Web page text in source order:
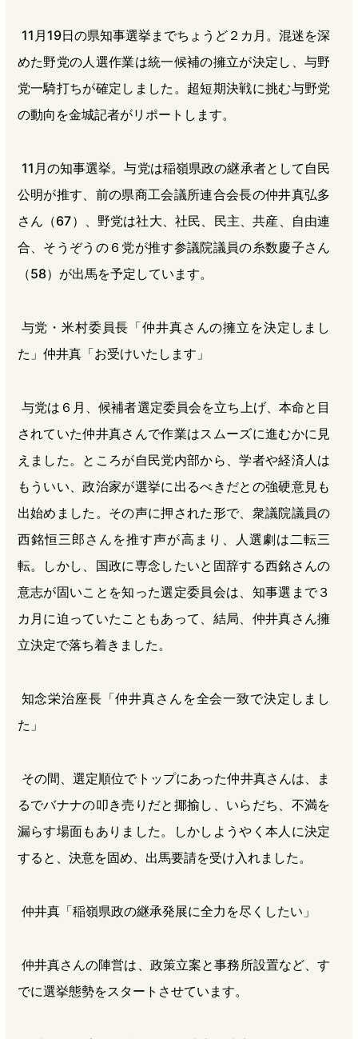
11月19日の県知事選挙までちょうど２カ月。混迷を深
めた野党の人選作業は統一候補の擁立が決定し、与野
党一騎打ちが確定しました。超短期決戦に挑む与野党
の動向を金城記者がリポートします。
11月の知事選挙。与党は稲嶺県政の継承者として自民
公明が推す、前の県商工会議所連合会長の仲井真弘多
さん（67）、野党は社大、社民、民主、共産、自由連
合、そうぞうの６党が推す参議院議員の糸数慶子さん
（58）が出馬を予定しています。
与党・米村委員長「仲井真さんの擁立を決定しまし
た」仲井真「お受けいたします」
与党は６月、候補者選定委員会を立ち上げ、本命と目
されていた仲井真さんで作業はスムーズに進むかに見
えました。ところが自民党内部から、学者や経済人は
もういい、政治家が選挙に出るべきだとの強硬意見も
出始めました。その声に押された形で、衆議院議員の
西銘恒三郎さんを推す声が高まり、人選劇は二転三
転。しかし、国政に専念したいと固辞する西銘さんの
意志が固いことを知った選定委員会は、知事選まで３
カ月に迫っていたこともあって、結局、仲井真さん擁
立決定で落ち着きました。
知念栄治座長「仲井真さんを全会一致で決定しまし
た」
その間、選定順位でトップにあった仲井真さんは、ま
るでバナナの叩き売りだと揶揄し、いらだち、不満を
漏らす場面もありました。しかしようやく本人に決定
すると、決意を固め、出馬要請を受け入れました。
仲井真「稲嶺県政の継承発展に全力を尽くしたい」
仲井真さんの陣営は、政策立案と事務所設置など、す
でに選挙態勢をスタートさせています。